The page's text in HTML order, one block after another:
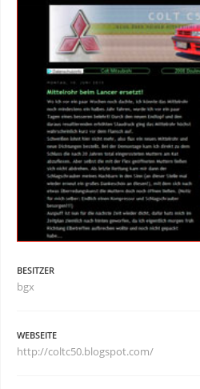
BESITZER
bgx
WEBSEITE
http://coltc50.blogspot.com/